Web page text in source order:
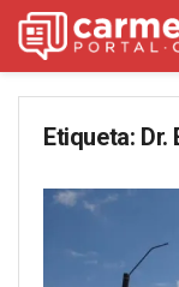
Etiqueta: Dr.